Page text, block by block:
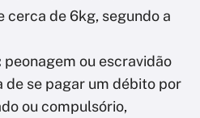
cerca de 6kg, segundo a
peonagem ou escravidão
de se pagar um débito por
ou compulsório,